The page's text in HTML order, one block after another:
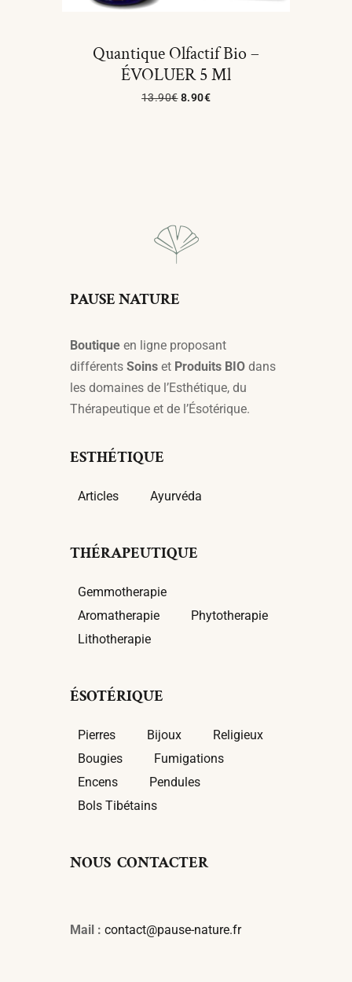
Quantique Olfactif Bio –
ÉVOLUER 5 Ml
13.90€ 8.90€
PAUSE NATURE
Boutique en ligne proposant
différents Soins et Produits BIO dans
les domaines de l’Esthétique, du
Thérapeutique et de l’Ésotérique.
ESTHÉTIQUE
Articles Ayurvéda
THÉRAPEUTIQUE
Gemmotherapie
Aromatherapie
Phytotherapie
Lithotherapie
ÉSOTÉRIQUE
Pierres Bijoux
Religieux
Bougies
Fumigations
Encens
Pendules
Bols Tibétains
NOUS CONTACTER
Mail : contact@pause-nature.fr